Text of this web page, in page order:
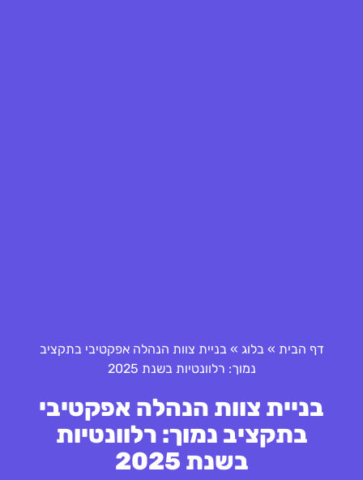
דף הבית »בלוג »בניית צוות הנהלה אפקטיבי בתקציב
נמוך: רלוונטיות בשנת 2025
בניית צוות הנהלה אפקטיבי
בתקציב נמוך: רלוונטיות
בשנת 2025